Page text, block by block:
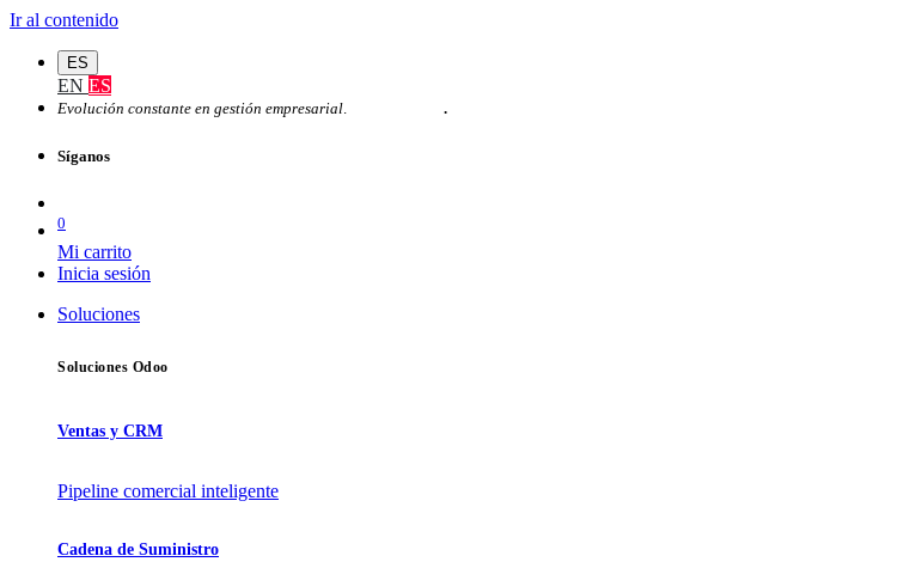
Ir al contenido
ES
EN ES
Evolución constante en gestión empresarial. .
Síganos
0
Mi carrito
Inicia sesión
Soluciones
Soluciones Odoo
Ventas y CRM
Pipeline comercial inteligente
Cadena de Suministro